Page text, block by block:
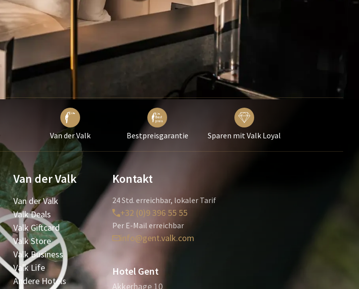
Van der Valk Bestpreisgarantie Sparen mit Valk Loyal
Van der Valk
Van der Valk
Valk Deals
Valk Giftcard
Valk Store
Valk Business
Valk Life
Andere Hotels
Kontakt
24 Std. erreichbar, lokaler Tarif
+32 (0)9 396 55 55
Per E-Mail erreichbar
info@gent.valk.com
Hotel Gent
Akkerhage 10